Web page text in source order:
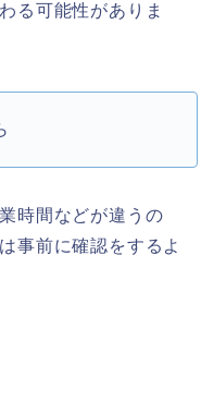
る可能性がありま
時間などが違うの
事前に確認をするよ